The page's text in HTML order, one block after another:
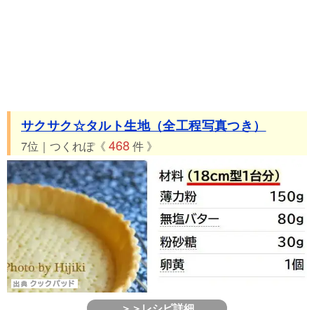
サクサク☆タルト生地（全工程写真つき）
7位｜つくれぽ《 468件 》